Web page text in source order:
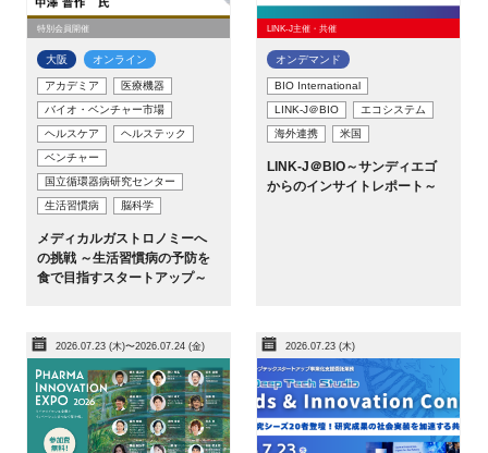
特別会員開催
大阪 オンライン
アカデミア
医療機器
バイオ・ベンチャー市場
ヘルスケア
ヘルステック
ベンチャー
国立循環器病研究センター
生活習慣病
脳科学
メディカルガストロノミーへ
の挑戦 ～生活習慣病の予防を
食で目指すスタートアップ～
LINK-J主催・共催
オンデマンド
BIO International
LINK-J＠BIO
エコシステム
海外連携
米国
LINK-J＠BIO～サンディエゴ
からのインサイトレポート～
2026.07.23 (木)〜2026.07.24 (金) 2026.07.23 (木)